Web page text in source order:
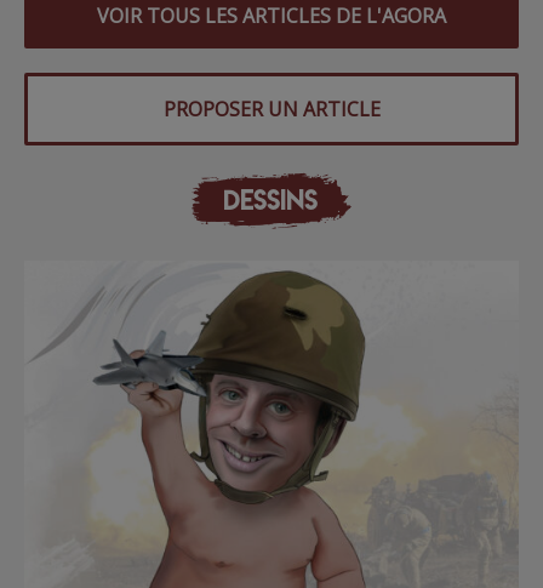
VOIR TOUS LES ARTICLES DE L'AGORA
PROPOSER UN ARTICLE
DESSINS